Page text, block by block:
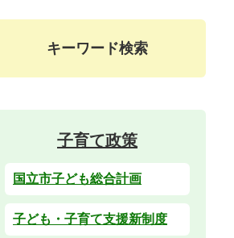
キーワード検索
子育て政策
国立市子ども総合計画
子ども・子育て支援新制度